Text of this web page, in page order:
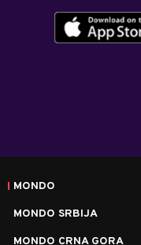
MONDO
MONDO SRBIJA
MONDO CRNA GORA